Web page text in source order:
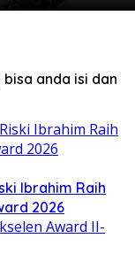
anda isi dan
Ibrahim Raih
2026